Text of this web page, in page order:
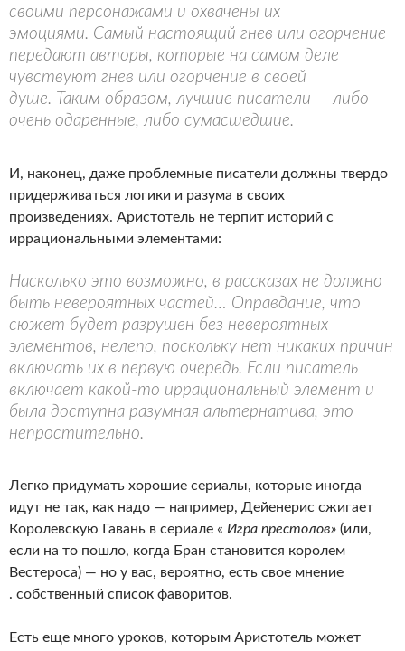
своими персонажами и охвачены их
эмоциями. Самый настоящий гнев или огорчение
передают авторы, которые на самом деле
чувствуют гнев или огорчение в своей
душе. Таким образом, лучшие писатели — либо
очень одаренные, либо сумасшедшие.
И, наконец, даже проблемные писатели должны твердо
придерживаться логики и разума в своих
произведениях. Аристотель не терпит историй с
иррациональными элементами:
Насколько это возможно, в рассказах не должно
быть невероятных частей… Оправдание, что
сюжет будет разрушен без невероятных
элементов, нелепо, поскольку нет никаких причин
включать их в первую очередь. Если писатель
включает какой-то иррациональный элемент и
была доступна разумная альтернатива, это
непростительно.
Легко придумать хорошие сериалы, которые иногда
идут не так, как надо — например, Дейенерис сжигает
Королевскую Гавань в сериале « Игра престолов» (или,
если на то пошло, когда Бран становится королем
Вестероса) — но у вас, вероятно, есть свое мнение
. собственный список фаворитов.
Есть еще много уроков, которым Аристотель может